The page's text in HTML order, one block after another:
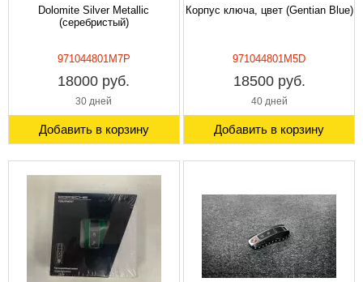
Dolomite Silver Metallic
(серебристый)
971044801M7P
18000 руб.
30 дней
Добавить в корзину
Корпус ключа, цвет (Gentian Blue)
971044801M5D
18500 руб.
40 дней
Добавить в корзину